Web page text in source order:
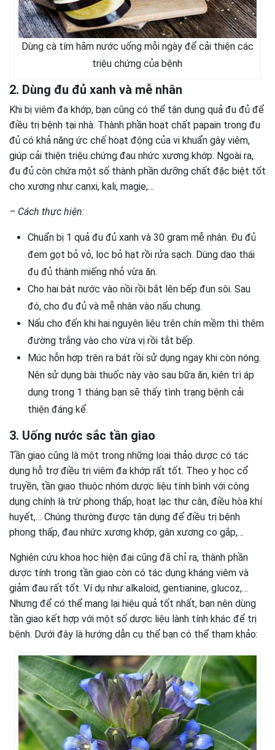
Dùng cà tím hãm nước uống mỗi ngày để cải thiện các
triệu chứng của bệnh
2. Dùng đu đủ xanh và mễ nhân
Khi bị viêm đa khớp, bạn cũng có thể tận dụng quả đu đủ để
điều trị bệnh tại nhà. Thành phần hoạt chất papain trong đu
đủ có khả năng ức chế hoạt động của vi khuẩn gây viêm,
giúp cải thiện triệu chứng đau nhức xương khớp. Ngoài ra,
đu đủ còn chứa một số thành phần dưỡng chất đặc biệt tốt
cho xương như canxi, kali, magie,…
– Cách thực hiện:
Chuẩn bị 1 quả đu đủ xanh và 30 gram mễ nhân. Đu đủ
đem gọt bỏ vỏ, lọc bỏ hạt rồi rửa sạch. Dùng dao thái
đu đủ thành miếng nhỏ vừa ăn.
Cho hai bát nước vào nồi rồi bắt lên bếp đun sôi. Sau
đó, cho đu đủ và mễ nhân vào nấu chung.
Nấu cho đến khi hai nguyên liệu trên chín mềm thì thêm
đường trắng vào cho vừa vị rồi tắt bếp.
Múc hỗn hợp trên ra bát rồi sử dụng ngay khi còn nóng.
Nên sử dụng bài thuốc này vào sau bữa ăn, kiên trì áp
dụng trong 1 tháng bạn sẽ thấy tình trạng bệnh cải
thiện đáng kể.
3. Uống nước sắc tần giao
Tần giao cũng là một trong những loại thảo dược có tác
dụng hỗ trợ điều trị viêm đa khớp rất tốt. Theo y học cổ
truyền, tần giao thuộc nhóm dược liệu tính bình với công
dụng chính là trừ phong thấp, hoạt lạc thư cân, điều hòa khí
huyết,… Chúng thường được tận dụng để điều trị bệnh
phong thấp, đau nhức xương khớp, gân xương co gắp,…
Nghiên cứu khoa học hiện đại cũng đã chỉ ra, thành phần
dược tính trong tần giao còn có tác dụng kháng viêm và
giảm đau rất tốt. Ví dụ như alkaloid, gentianine, glucoz,…
Nhưng để có thể mang lại hiệu quả tốt nhất, bạn nên dùng
tần giao kết hợp với một số dược liệu lành tính khác để trị
bệnh. Dưới đây là hướng dẫn cụ thể bạn có thể tham khảo: